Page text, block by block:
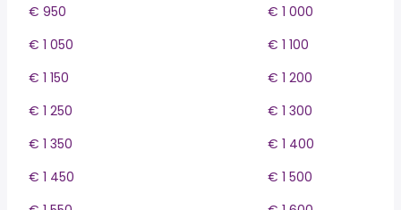
€ 950
€ 1 000
€ 1 050
€ 1 100
€ 1 150
€ 1 200
€ 1 250
€ 1 300
€ 1 350
€ 1 400
€ 1 450
€ 1 500